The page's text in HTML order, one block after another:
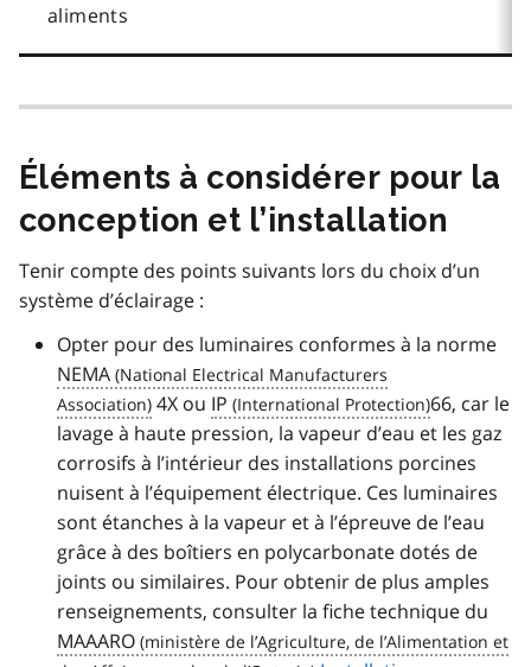
aliments
Éléments à considérer pour la
conception et l’installation
Tenir compte des points suivants lors du choix d’un
système d’éclairage :
Opter pour des luminaires conformes à la norme
NEMA
4X ou IP
66, car le
lavage à haute pression, la vapeur d’eau et les gaz
corrosifs à l’intérieur des installations porcines
nuisent à l’équipement électrique. Ces luminaires
sont étanches à la vapeur et à l’épreuve de l’eau
grâce à des boîtiers en polycarbonate dotés de
joints ou similaires. Pour obtenir de plus amples
renseignements, consulter la fiche technique du
MAAARO